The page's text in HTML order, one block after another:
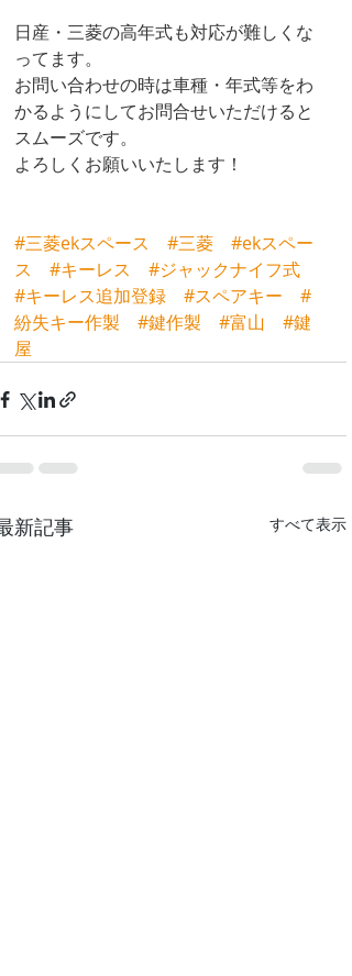
日産・三菱の高年式も対応が難しくな
ってます。
お問い合わせの時は車種・年式等をわ
かるようにしてお問合せいただけると
スムーズです。
よろしくお願いいたします！
#三菱ekスペース #三菱
#ekスペー
ス
#キーレス
#ジャックナイフ式
#キーレス追加登録
#スペアキー
#
紛失キー作製
#鍵作製 #富山
#鍵
屋
新記事 すべて表示